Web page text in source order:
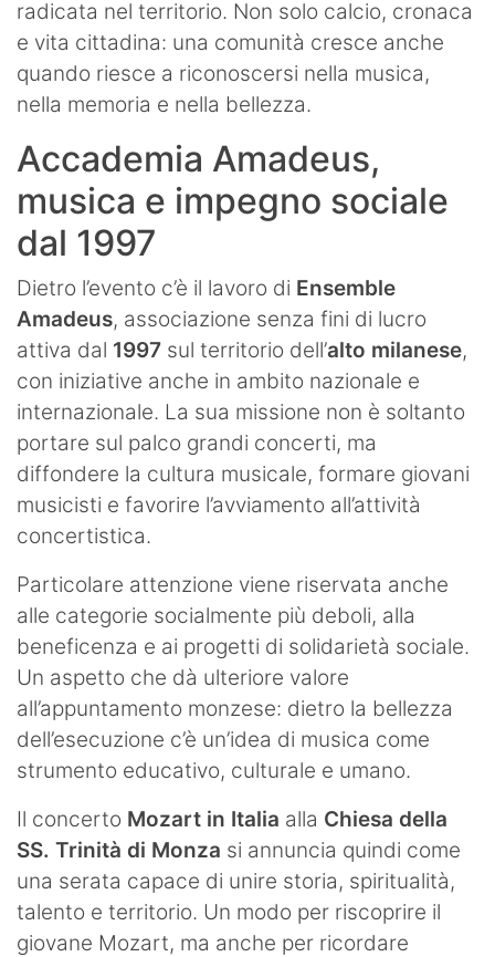
radicata nel territorio. Non solo calcio, cronaca
e vita cittadina: una comunità cresce anche
quando riesce a riconoscersi nella musica,
nella memoria e nella bellezza.
Accademia Amadeus,
musica e impegno sociale
dal 1997
Dietro l’evento c’è il lavoro di Ensemble
Amadeus, associazione senza fini di lucro
attiva dal 1997 sul territorio dell’alto milanese,
con iniziative anche in ambito nazionale e
internazionale. La sua missione non è soltanto
portare sul palco grandi concerti, ma
diffondere la cultura musicale, formare giovani
musicisti e favorire l’avviamento all’attività
concertistica.
Particolare attenzione viene riservata anche
alle categorie socialmente più deboli, alla
beneficenza e ai progetti di solidarietà sociale.
Un aspetto che dà ulteriore valore
all’appuntamento monzese: dietro la bellezza
dell’esecuzione c’è un’idea di musica come
strumento educativo, culturale e umano.
Il concerto Mozart in Italia alla Chiesa della
SS. Trinità di Monza si annuncia quindi come
una serata capace di unire storia, spiritualità,
talento e territorio. Un modo per riscoprire il
giovane Mozart, ma anche per ricordare